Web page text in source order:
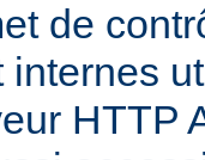
de
internes
HTTP